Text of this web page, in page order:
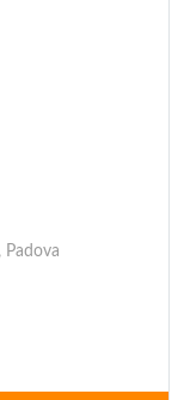
Padova